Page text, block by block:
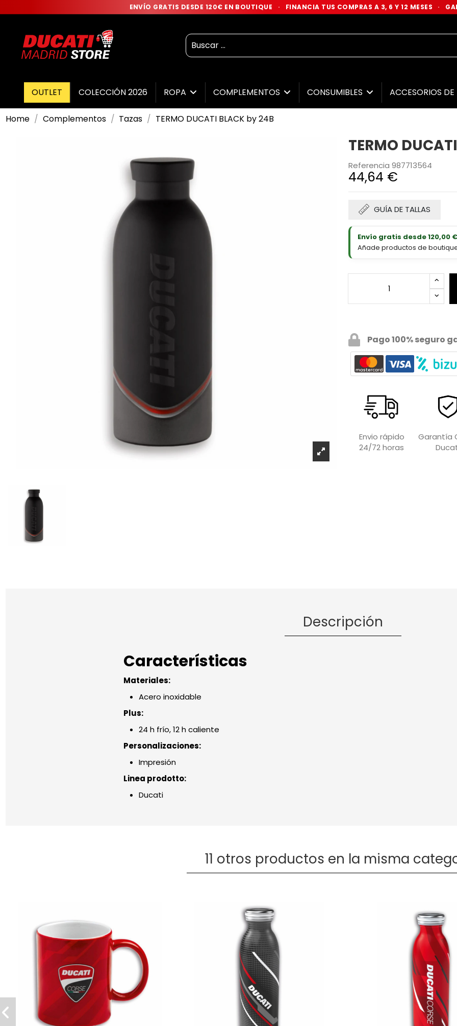
ENVÍO GRATIS DESDE 120€ EN BOUTIQUE · FINANCIA TUS COMPRAS A 3, 6 Y 12 MESES ·
OUTLET COLECCIÓN 2026 ROPA COMPLEMENTOS CONSUMIBLES ACCESORIOS
Home Complementos Tazas TERMO DUCATI BLACK by 24B
TERMO
Referencia 987713564
44,64 €
GUÍA DE TALLAS
Envío gratis desde 120,00
Añade productos de
Pago 100% seguro
Envio rápido
24/72 horas
Garantía
Descripción
Características
Materiales:
Acero inoxidable
Plus:
24 h frío, 12 h caliente
Personalizaciones:
Impresión
Linea prodotto:
Ducati
11 otros productos en la misma